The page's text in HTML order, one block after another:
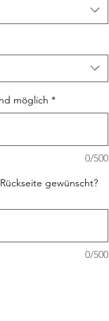
möglich *
0/500
gewünscht?
0/500